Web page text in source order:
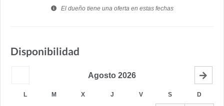
El dueño tiene una oferta en estas fechas
Disponibilidad
Agosto 2026
L M X J V S D